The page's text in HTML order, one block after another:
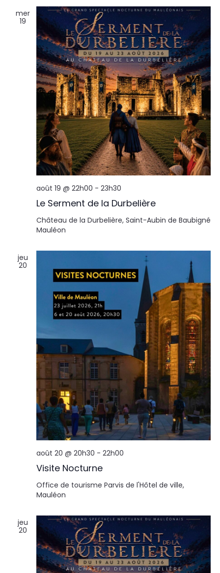
mer
19
Le Serment de la Durbelière
août 19 @ 22h00 - 23h30
Château de la Durbelière, Saint-Aubin de Baubigné
Mauléon
jeu
20
Visite Nocturne
août 20 @ 20h30 - 22h00
Office de tourisme Parvis de l'Hôtel de ville,
Mauléon
jeu
20